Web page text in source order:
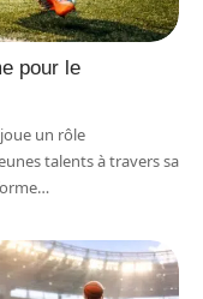
pour le
un rôle
talents à travers sa
…